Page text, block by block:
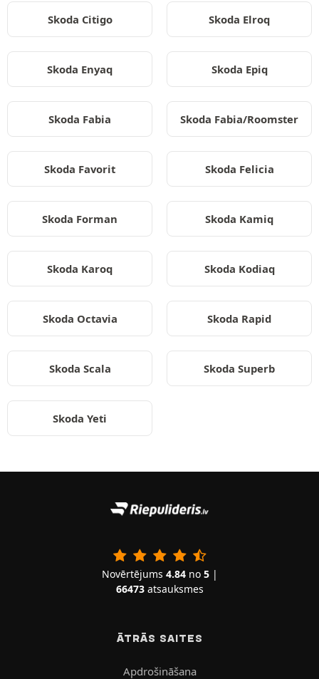
Skoda Citigo Skoda Elroq
Skoda Enyaq Skoda Epiq
Skoda Fabia Skoda Fabia/Roomster
Skoda Favorit Skoda Felicia
Skoda Forman Skoda Kamiq
Skoda Karoq Skoda Kodiaq
Skoda Octavia Skoda Rapid
Skoda Scala Skoda Superb
Skoda Yeti
Novērtējums 4.84no 5|
66473atsauksmes
ĀTRĀS SAITES
Apdrošināšana